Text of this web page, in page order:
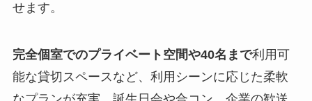
せます。
完全個室でのプライベート空間や40名まで利用可
能な貸切スペースなど、利用シーンに応じた柔軟